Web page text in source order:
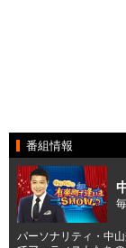
番組情報
パーソナリティ・中